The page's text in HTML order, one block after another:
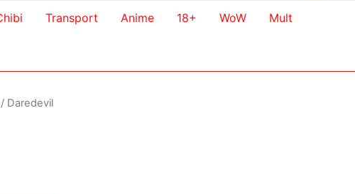
Transport Anime 18+ WoW Mult
/ Daredevil